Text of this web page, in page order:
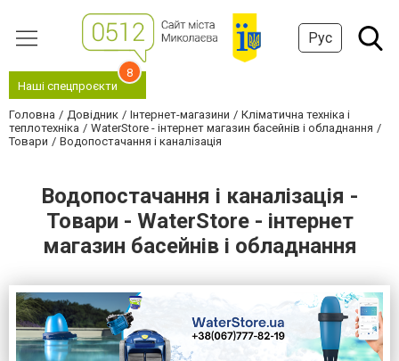
Рус
Наші спецпроєкти
8
Головна Довідник Інтернет-магазини
Кліматична техніка і
теплотехніка
WaterStore - інтернет магазин басейнів і обладнання
Товари
Водопостачання і каналізація
Водопостачання і каналізація -
Товари - WaterStore - інтернет
магазин басейнів і обладнання